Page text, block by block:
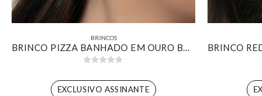
BRINCOS
BRINCO PIZZA BANHADO EM OURO BRANCO
EXCLUSIVO ASSINANTE